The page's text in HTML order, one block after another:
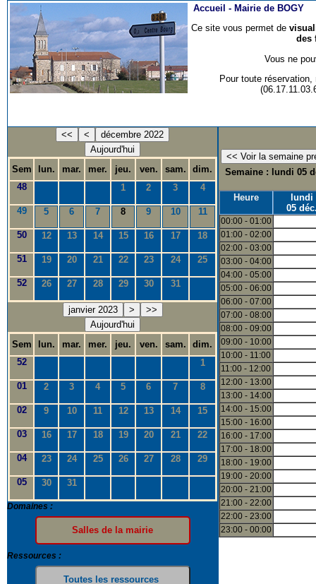
Accueil - Mairie de BOGY
Ce site vous permet de
des
Vous ne
Pour toute
<< <
décembre 2022
Aujourd'hui
Sem
lun. mar. mer. jeu. ven. sam.
dim.
48
1 2 3 4
49 5 6 7 8 9 10 11
50 12 13 14 15 16 17 18
51 19 20 21 22 23 24 25
52 26 27 28 29 30 31
janvier 2023 >
>>
Aujourd'hui
Sem
lun. mar. mer. jeu. ven. sam.
dim.
52
1
01 2 3 4 5 6 7 8
02 9 10 11 12 13 14 15
03 16 17 18 19 20 21 22
04 23 24 25 26 27 28 29
05 30 31
Domaines :
Ressources :
Semaine : lundi 05
Heure
lundi
05
00:00 - 01:00
01:00 - 02:00
02:00 - 03:00
03:00 - 04:00
04:00 - 05:00
05:00 - 06:00
06:00 - 07:00
07:00 - 08:00
08:00 - 09:00
09:00 - 10:00
10:00 - 11:00
11:00 - 12:00
12:00 - 13:00
13:00 - 14:00
14:00 - 15:00
15:00 - 16:00
16:00 - 17:00
17:00 - 18:00
18:00 - 19:00
19:00 - 20:00
20:00 - 21:00
21:00 - 22:00
22:00 - 23:00
23:00 - 00:00